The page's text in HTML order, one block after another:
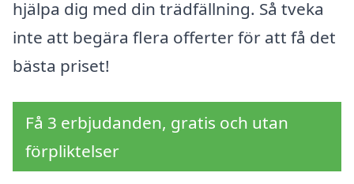
hjälpa dig med din trädfällning. Så tveka
inte att begära flera offerter för att få det
bästa priset!
Få 3 erbjudanden, gratis och utan
förpliktelser